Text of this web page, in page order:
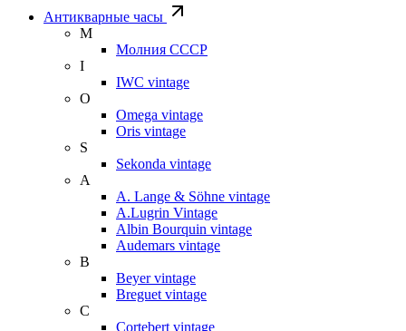
Антикварные часы
М
Молния СССР
I
IWC vintage
O
Omega vintage
Oris vintage
S
Sekonda vintage
A
A. Lange & Söhne vintage
A.Lugrin Vintage
Albin Bourquin vintage
Audemars vintage
B
Beyer vintage
Breguet vintage
C
Cortebert vintage